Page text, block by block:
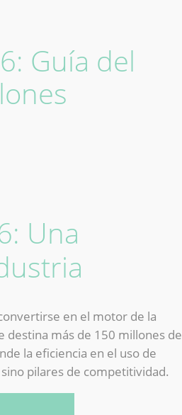
Guía del
Una
en el motor de la
destina más de 150 millones de
la eficiencia en el uso de
pilares de competitividad.